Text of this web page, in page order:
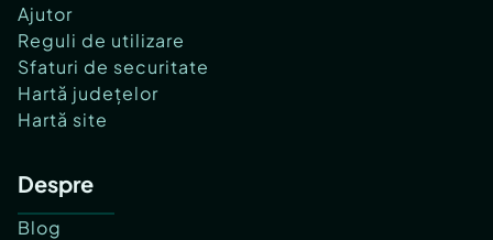
Ajutor
Reguli de utilizare
Sfaturi de securitate
Hartă județelor
Hartă site
Despre
Blog